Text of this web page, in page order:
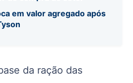
em valor agregado após
da ração das